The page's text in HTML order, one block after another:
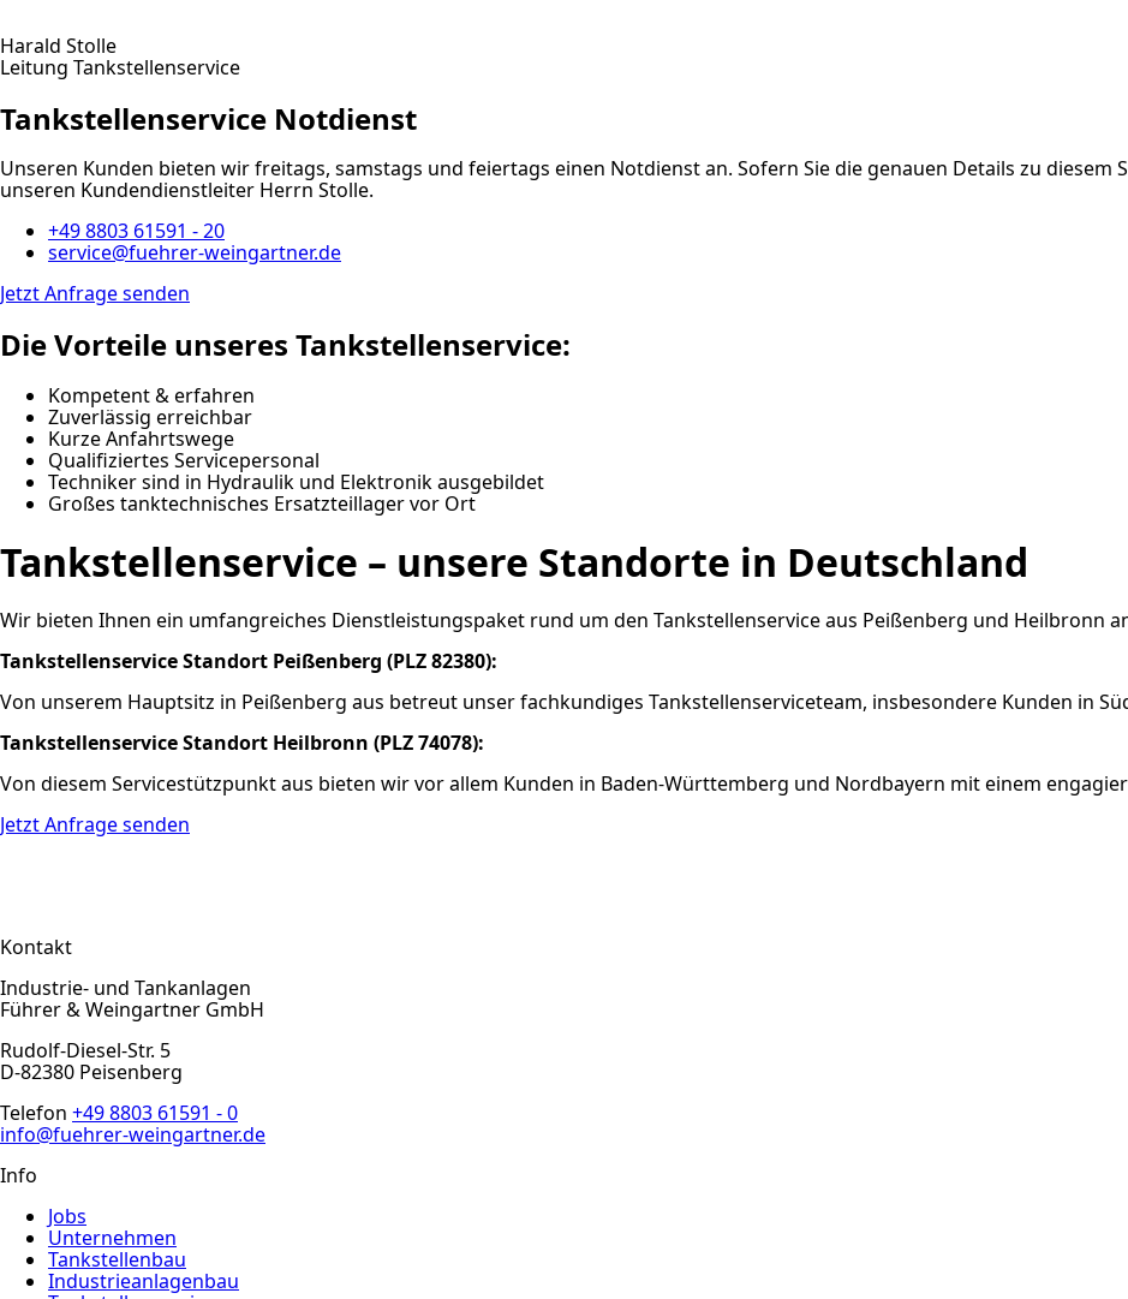
Harald Stolle
Leitung Tankstellenservice
Tankstellenservice Notdienst
Unseren Kunden bieten wir freitags, samstags und feiertags einen Notdienst an. Sofern Sie die genauen Details zu diesem
unseren Kundendienstleiter Herrn Stolle.
+49 8803 61591 - 20
service@fuehrer-weingartner.de
Jetzt Anfrage senden
Die Vorteile unseres Tankstellenservice:
Kompetent & erfahren
Zuverlässig erreichbar
Kurze Anfahrtswege
Qualifiziertes Servicepersonal
Techniker sind in Hydraulik und Elektronik ausgebildet
Großes tanktechnisches Ersatzteillager vor Ort
Tankstellenservice – unsere Standorte in Deutschland
Wir bieten Ihnen ein umfangreiches Dienstleistungspaket rund um den Tankstellenservice aus Peißenberg und Heilbronn
Tankstellenservice Standort Peißenberg (PLZ 82380):
Von unserem Hauptsitz in Peißenberg aus betreut unser fachkundiges Tankstellenserviceteam, insbesondere Kunden in
Tankstellenservice Standort Heilbronn (PLZ 74078):
Von diesem Servicestützpunkt aus bieten wir vor allem Kunden in Baden-Württemberg und Nordbayern mit einem
Jetzt Anfrage senden
Kontakt
Industrie- und Tankanlagen
Führer & Weingartner GmbH
Rudolf-Diesel-Str. 5
D-82380 Peisenberg
Telefon +49 8803 61591 - 0
info@fuehrer-weingartner.de
Info
Jobs
Unternehmen
Tankstellenbau
Industrieanlagenbau